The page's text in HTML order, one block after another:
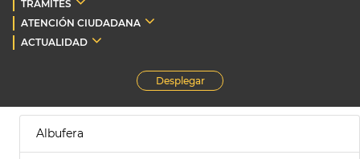
TRÁMITES
ATENCIÓN CIUDADANA
ACTUALIDAD
Desplegar
Albufera